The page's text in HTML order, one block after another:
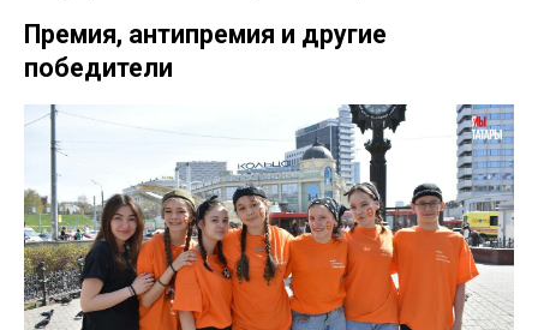
Премия, антипремия и другие
победители